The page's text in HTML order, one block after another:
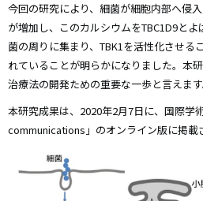
今回の研究により、細菌が細胞内部へ侵
が増加し、このカルシウムをTBC1D9と
菌の周りに集まり、TBK1を活性化させる
れていることが明らかになりました。本
治療法の開発ための重要な一歩と言えます
本研究成果は、2020年2月7日に、国際学
communications」のオンライン版に掲載